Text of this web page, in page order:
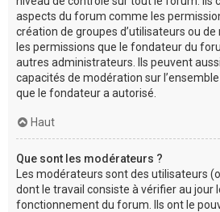
aspects du forum comme les
création de groupes d’utilisateurs ou
les permissions que le fondateur du
autres administrateurs. Ils peuvent
capacités de modération sur
que le fondateur a autorisé.
Haut
Que sont les modérateurs ?
Les modérateurs sont des utilisateurs
dont le travail consiste à vérifier au jour
fonctionnement du forum. Ils ont le